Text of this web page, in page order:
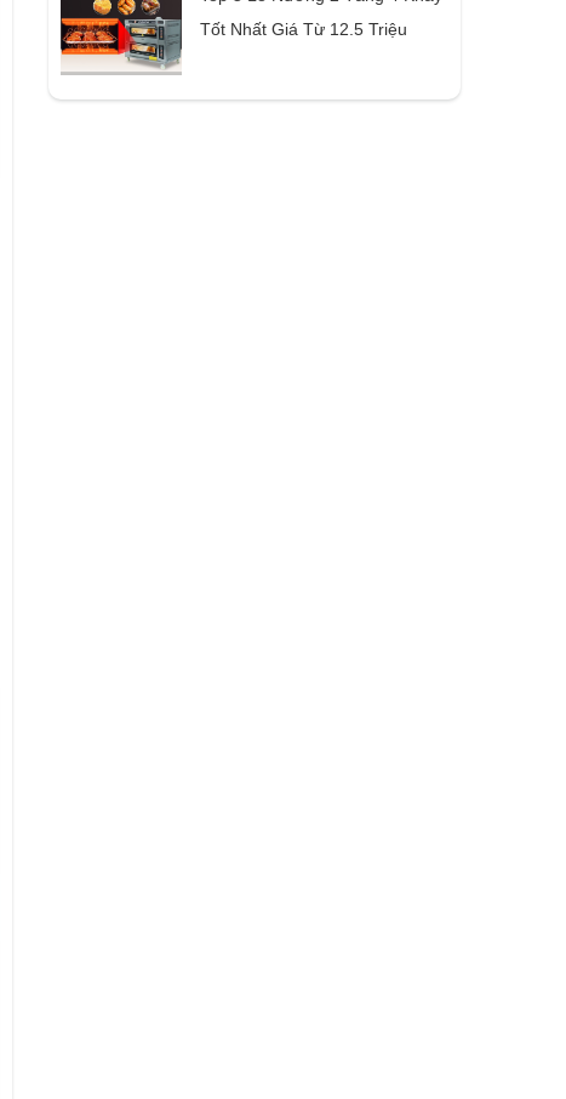
Tốt Nhất Giá Từ 12.5 Triệu